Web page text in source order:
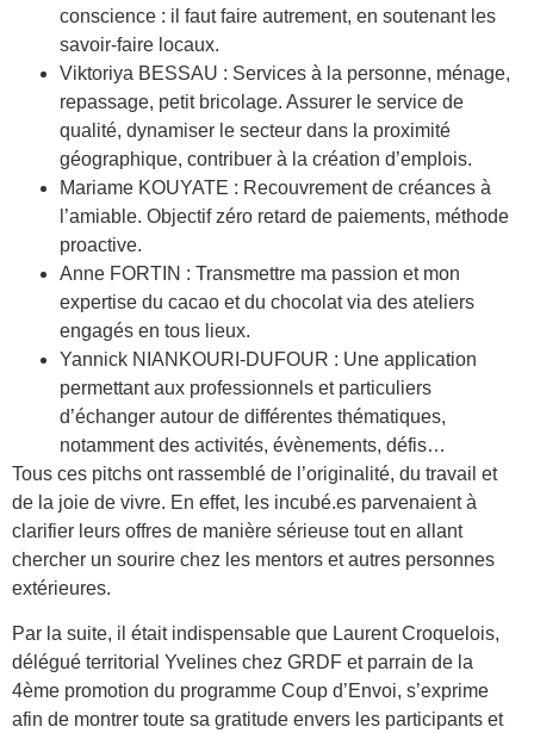
conscience : il faut faire autrement, en soutenant les
savoir-faire locaux.
Viktoriya BESSAU : Services à la personne, ménage,
repassage, petit bricolage. Assurer le service de
qualité, dynamiser le secteur dans la proximité
géographique, contribuer à la création d’emplois.
Mariame KOUYATE : Recouvrement de créances à
l’amiable. Objectif zéro retard de paiements, méthode
proactive.
Anne FORTIN : Transmettre ma passion et mon
expertise du cacao et du chocolat via des ateliers
engagés en tous lieux.
Yannick NIANKOURI-DUFOUR : Une application
permettant aux professionnels et particuliers
d’échanger autour de différentes thématiques,
notamment des activités, évènements, défis…
Tous ces pitchs ont rassemblé de l’originalité, du travail et
de la joie de vivre. En effet, les incubé.es parvenaient à
clarifier leurs offres de manière sérieuse tout en allant
chercher un sourire chez les mentors et autres personnes
extérieures.
Par la suite, il était indispensable que Laurent Croquelois,
délégué territorial Yvelines chez GRDF et parrain de la
4ème promotion du programme Coup d’Envoi, s’exprime
afin de montrer toute sa gratitude envers les participants et